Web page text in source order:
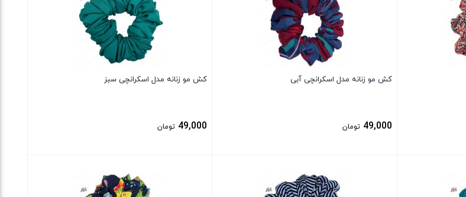
کش مو زنانه مدل اسکرانچی آبی
49,000 تومان
کش مو زنانه مدل اسکرانچی سبز
49,000 تومان